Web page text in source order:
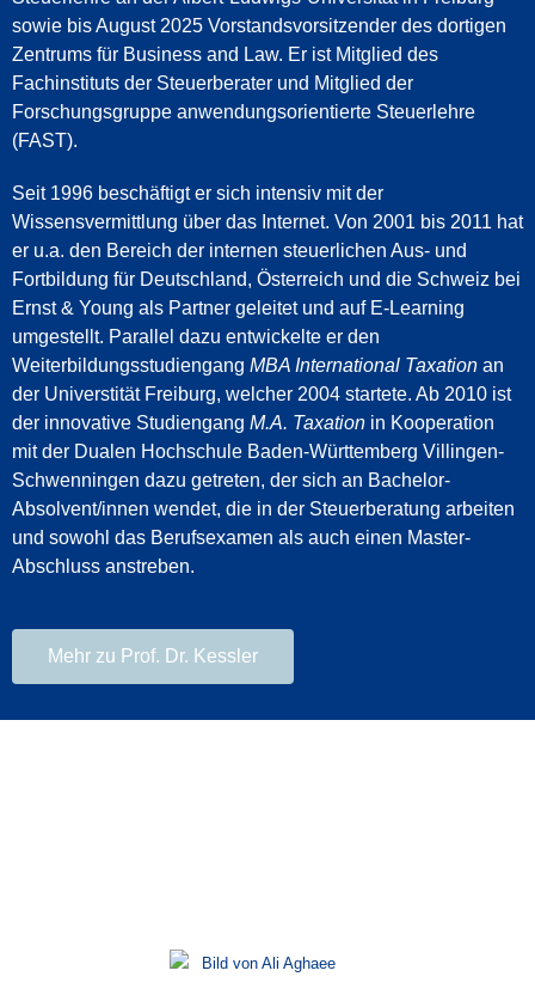
sowie bis August 2025 Vorstandsvorsitzender des dortigen
Zentrums für Business and Law. Er ist Mitglied des
Fachinstituts der Steuerberater und Mitglied der
Forschungsgruppe anwendungsorientierte Steuerlehre
(FAST).
Seit 1996 beschäftigt er sich intensiv mit der
Wissensvermittlung über das Internet. Von 2001 bis 2011 hat
er u.a. den Bereich der internen steuerlichen Aus- und
Fortbildung für Deutschland, Österreich und die Schweiz bei
Ernst & Young als Partner geleitet und auf E-Learning
umgestellt. Parallel dazu entwickelte er den
Weiterbildungsstudiengang MBA International Taxation an
der Universtität Freiburg, welcher 2004 startete. Ab 2010 ist
der innovative Studiengang M.A. Taxation in Kooperation
mit der Dualen Hochschule Baden-Württemberg Villingen-
Schwenningen dazu getreten, der sich an Bachelor-
Absolvent/innen wendet, die in der Steuerberatung arbeiten
und sowohl das Berufsexamen als auch einen Master-
Abschluss anstreben.
Mehr zu Prof. Dr. Kessler